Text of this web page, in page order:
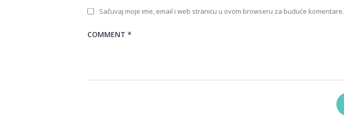
Sačuvaj moje ime, email i web stranicu u ovom browseru za buduće komentare.